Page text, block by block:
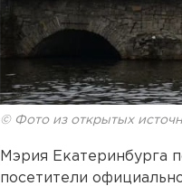
© Фото из открытых
Мэрия Екатеринбурга
посетители